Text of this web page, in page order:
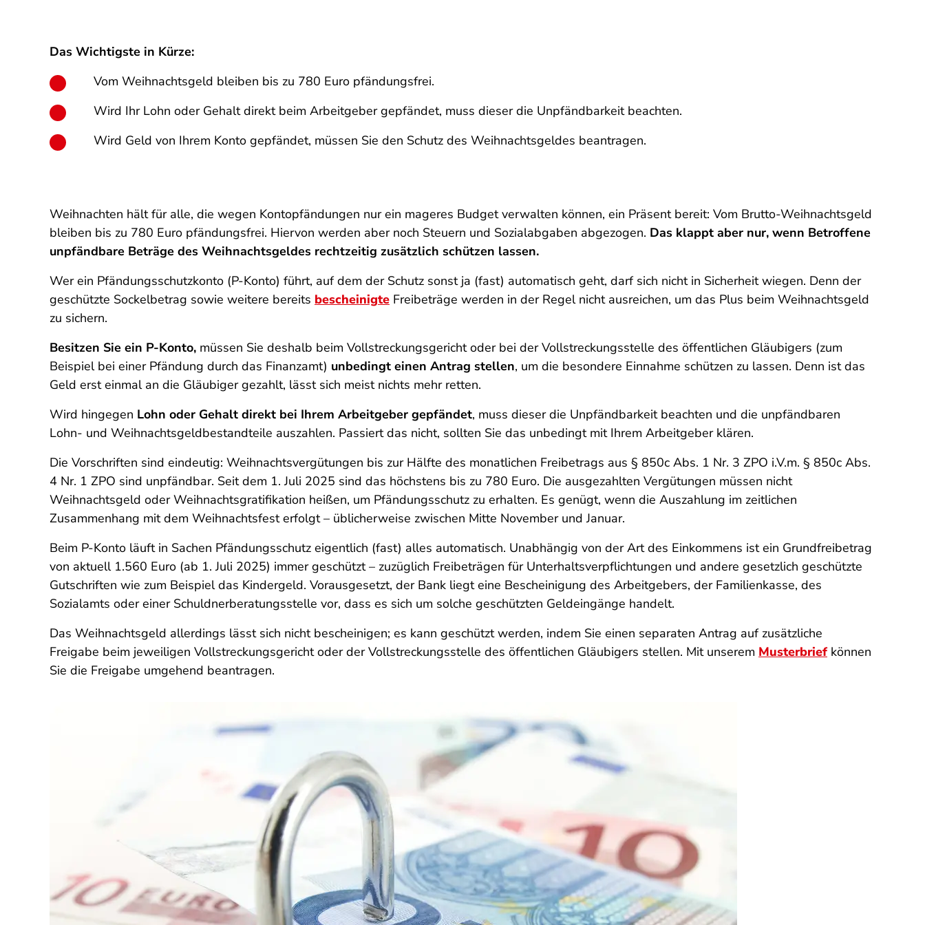
Das Wichtigste in Kürze:
Vom Weihnachtsgeld bleiben bis zu 780 Euro pfändungsfrei.
Wird Ihr Lohn oder Gehalt direkt beim Arbeitgeber gepfändet, muss dieser die Unpfändbarkeit beachten.
Wird Geld von Ihrem Konto gepfändet, müssen Sie den Schutz des Weihnachtsgeldes beantragen.
Weihnachten hält für alle, die wegen Kontopfändungen nur ein mageres Budget verwalten können, ein Präsent bereit: Vom Brutto-Weihnachtsgeld
bleiben bis zu 780 Euro pfändungsfrei. Hiervon werden aber noch Steuern und Sozialabgaben abgezogen. Das klappt aber nur, wenn Betroffene
unpfändbare Beträge des Weihnachtsgeldes rechtzeitig zusätzlich schützen lassen.
Wer ein Pfändungsschutzkonto (P-Konto) führt, auf dem der Schutz sonst ja (fast) automatisch geht, darf sich nicht in Sicherheit wiegen. Denn der
geschützte Sockelbetrag sowie weitere bereits bescheinigte Freibeträge werden in der Regel nicht ausreichen, um das Plus beim Weihnachtsgeld
zu sichern.
Besitzen Sie ein P-Konto, müssen Sie deshalb beim Vollstreckungsgericht oder bei der Vollstreckungsstelle des öffentlichen Gläubigers (zum
Beispiel bei einer Pfändung durch das Finanzamt) unbedingt einen Antrag stellen, um die besondere Einnahme schützen zu lassen. Denn ist das
Geld erst einmal an die Gläubiger gezahlt, lässt sich meist nichts mehr retten.
Wird hingegen Lohn oder Gehalt direkt bei Ihrem Arbeitgeber gepfändet, muss dieser die Unpfändbarkeit beachten und die unpfändbaren
Lohn- und Weihnachtsgeldbestandteile auszahlen. Passiert das nicht, sollten Sie das unbedingt mit Ihrem Arbeitgeber klären.
Die Vorschriften sind eindeutig: Weihnachtsvergütungen bis zur Hälfte des monatlichen Freibetrags aus § 850c Abs. 1 Nr. 3 ZPO i.V.m. § 850c Abs.
4 Nr. 1 ZPO sind unpfändbar. Seit dem 1. Juli 2025 sind das höchstens bis zu 780 Euro. Die ausgezahlten Vergütungen müssen nicht
Weihnachtsgeld oder Weihnachtsgratifikation heißen, um Pfändungsschutz zu erhalten. Es genügt, wenn die Auszahlung im zeitlichen
Zusammenhang mit dem Weihnachtsfest erfolgt – üblicherweise zwischen Mitte November und Januar.
Beim P-Konto läuft in Sachen Pfändungsschutz eigentlich (fast) alles automatisch. Unabhängig von der Art des Einkommens ist ein Grundfreibetrag
von aktuell 1.560 Euro (ab 1. Juli 2025) immer geschützt – zuzüglich Freibeträgen für Unterhaltsverpflichtungen und andere gesetzlich geschützte
Gutschriften wie zum Beispiel das Kindergeld. Vorausgesetzt, der Bank liegt eine Bescheinigung des Arbeitgebers, der Familienkasse, des
Sozialamts oder einer Schuldnerberatungsstelle vor, dass es sich um solche geschützten Geldeingänge handelt.
Das Weihnachtsgeld allerdings lässt sich nicht bescheinigen; es kann geschützt werden, indem Sie einen separaten Antrag auf zusätzliche
Freigabe beim jeweiligen Vollstreckungsgericht oder der Vollstreckungsstelle des öffentlichen Gläubigers stellen. Mit unserem Musterbriefkönnen
Sie die Freigabe umgehend beantragen.